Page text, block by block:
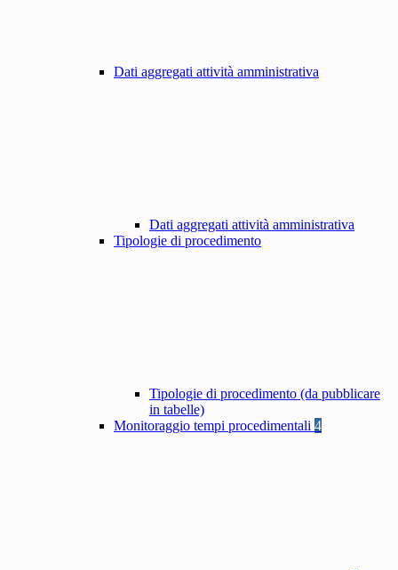
Dati aggregati attività amministrativa
Dati aggregati attività amministrativa
Tipologie di procedimento
Tipologie di procedimento (da pubblicare
in tabelle)
Monitoraggio tempi procedimentali 4